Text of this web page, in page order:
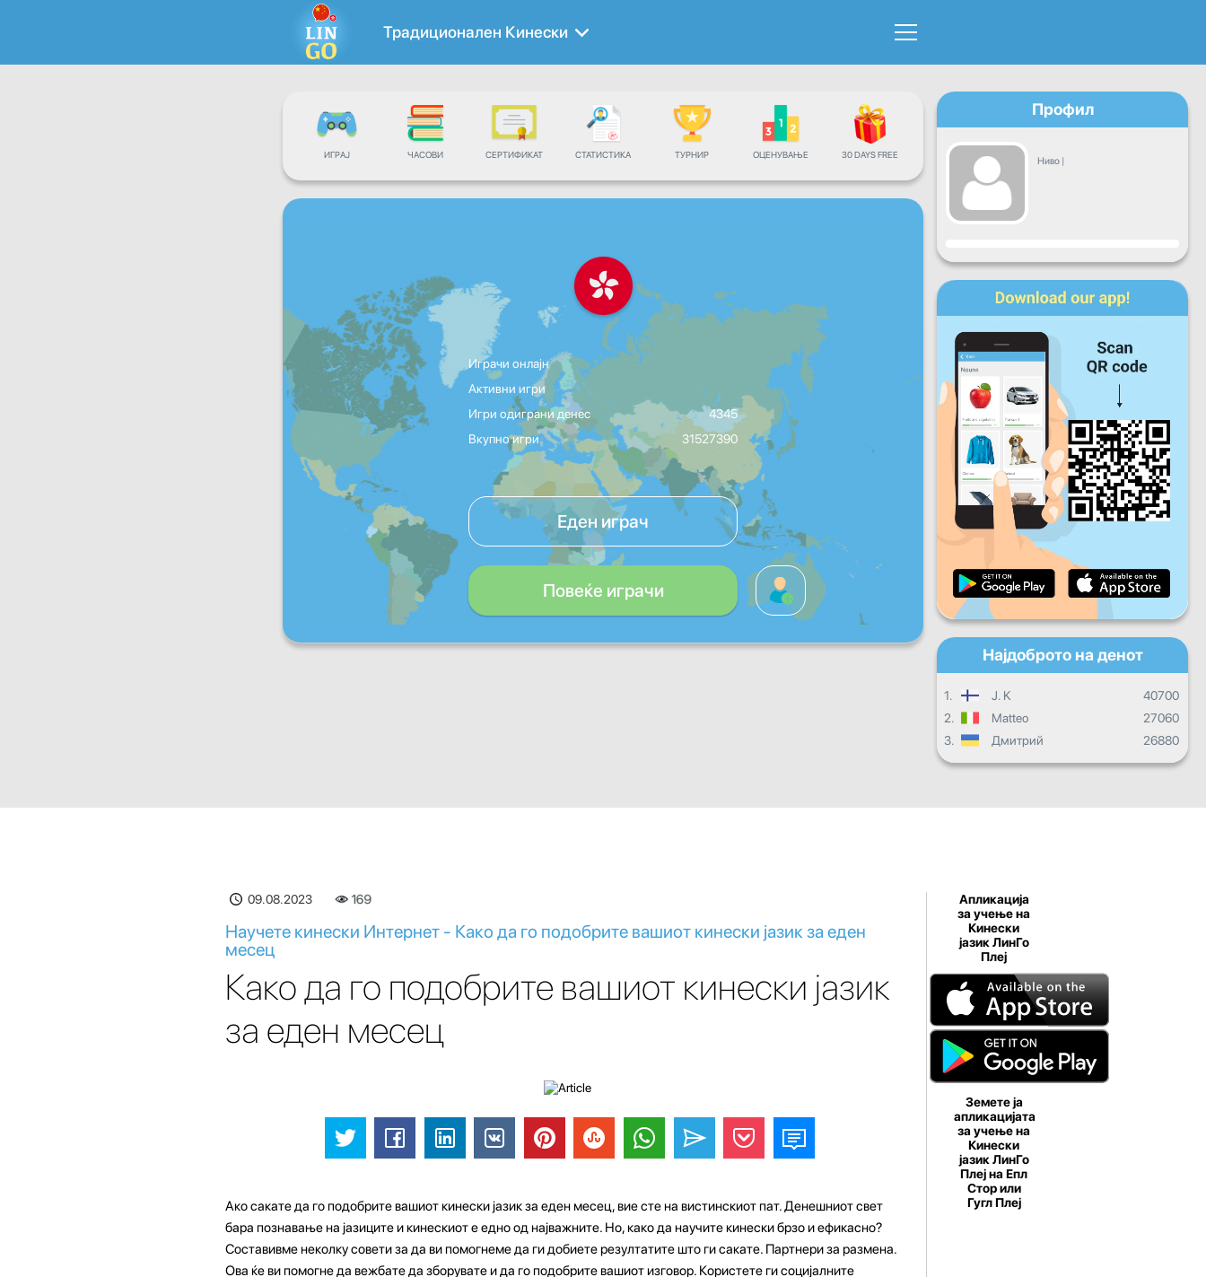
Традиционален Кинески
ИГРАЈ ЧАСОВИ СЕРТИФИКАТ СТАТИСТИКА ТУРНИР ОЦЕНУВАЊЕ 30 DAYS FREE
Играчи онлајн
Активни игри
Игри одиграни денес
4345
Вкупно игри
31527390
Еден играч
Повеќе играчи
Профил
Ниво |
Напредок
Пон Сре Чет
Саб Нед
Дневен напредок
Месечен напредок
Целокупен напредок
Најдоброто на денот
1. J. K
40700
2.
Matteo
27060
3.
Дмитрий 26880
09.08.2023 169
Научете кинески Интернет - Како да го подобрите вашиот кинески јазик за еден
месец
Како да го подобрите вашиот кинески јазик
за еден месец
Ако сакате да го подобрите вашиот кинески јазик за еден месец, вие сте на вистинскиот пат. Денешниот свет
бара познавање на јазиците и кинескиот е едно од најважните. Но, како да научите кинески брзо и ефикасно?
Составивме неколку совети за да ви помогнеме да ги добиете резултатите што ги сакате. Партнери за размена.
Ова ќе ви помогне да вежбате да зборувате и да го подобрите вашиот изговор. Користете ги социјалните
Апликација
за учење на
Кинески
јазик ЛинГо
Плеј
Земете ја
апликацијата
за учење на
Кинески
јазик ЛинГо
Плеј на Епл
Стор или
Гугл Плеј